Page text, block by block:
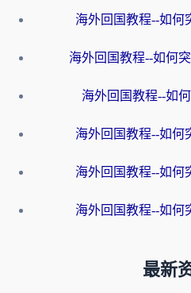
海外回国教程--如何
海外回国教程--如何
海外回国教程--如
海外回国教程--如何
海外回国教程--如何
海外回国教程--如何
最新